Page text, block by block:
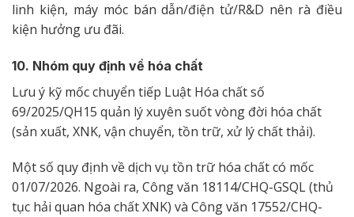
linh kiện, máy móc bán dẫn/điện tử/R&D nên rà điều
kiện hưởng ưu đãi.
10. Nhóm quy định về hóa chất
Lưu ý kỹ mốc chuyển tiếp Luật Hóa chất số
69/2025/QH15 quản lý xuyên suốt vòng đời hóa chất
(sản xuất, XNK, vận chuyển, tồn trữ, xử lý chất thải).
Một số quy định về dịch vụ tồn trữ hóa chất có mốc
01/07/2026. Ngoài ra, Công văn 18114/CHQ-GSQL (thủ
tục hải quan hóa chất XNK) và Công văn 17552/CHQ-